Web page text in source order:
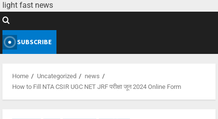
light fast news
SUBSCRIBE
Home Uncategorized
news
How to Fill NTA CSIR UGC NET JRF परीक्षा जून 2024 Online Form